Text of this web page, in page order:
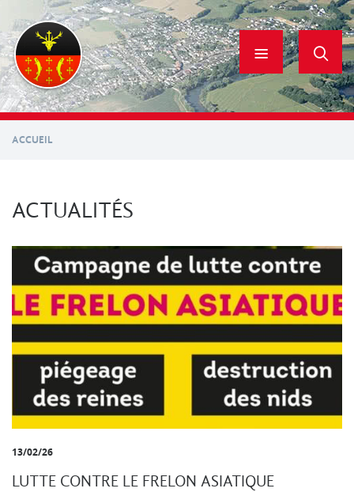
contenu
principal
ACCUEIL
ACTUALITÉS
13/02/26
LUTTE CONTRE LE FRELON ASIATIQUE